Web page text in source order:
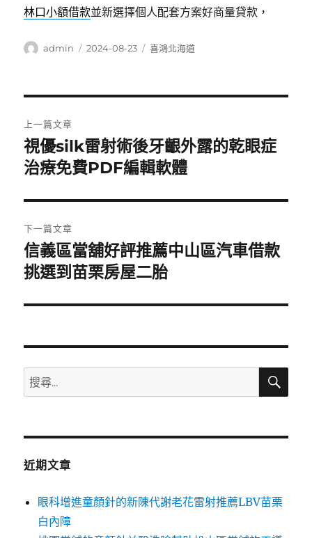
林口小額借款並新選擇個人配套方案好商量貸款，
作
admin
發
2024-08-23
分
喜鴻北海道
章
導
覽
上一篇文章
上
一
文
章:
視優silk雷射術後牙齦外露的乾眼症
治療免費PDF編輯軟體
下一篇文章
下
一
文
信義區當舖好評推薦中山區汽車借款
挑選到苗栗房屋二胎
搜
尋
鍵
搜
近期文章
眼科增進童顏針的新陳代謝老花雷射推薦LBV苗栗
白內障